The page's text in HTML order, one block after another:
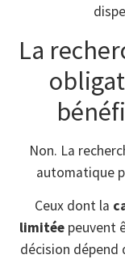
La
Non. La
automatique
Ceux dont la
limitée peuvent
décision dépend